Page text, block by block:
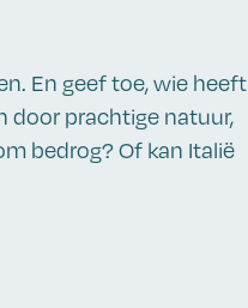
En geef toe, wie heeft
door prachtige natuur,
bedrog? Of kan Italië